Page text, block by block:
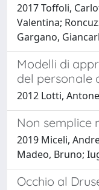
2017 Toffoli,
Valentina;
Gargano,
Modelli di
del personale
2012 Lotti,
Non semplice
2019 Miceli,
Madeo, Bruno;
Occhio al